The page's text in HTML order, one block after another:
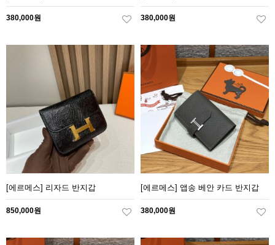
380,000원 380,000원
[에르메스] 리자드 반지갑
850,000원
[에르메스] 앱송 베안 카드 반지갑
380,000원